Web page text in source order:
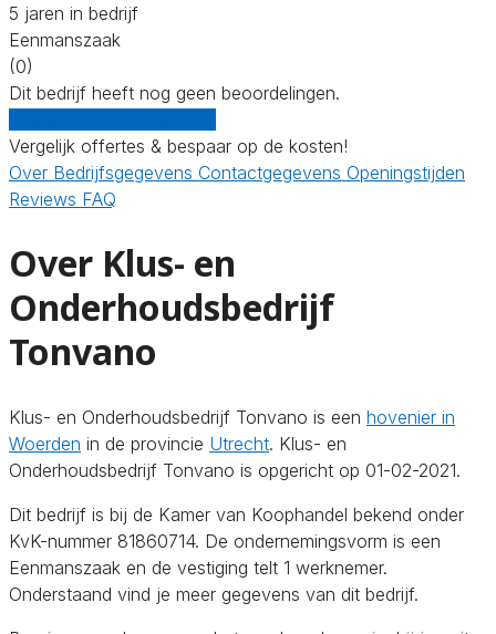
5 jaren in bedrijf
Eenmanszaak
(0)
Dit bedrijf heeft nog geen beoordelingen.
Vergelijk offertes & bespaar op de kosten!
Over Bedrijfsgegevens Contactgegevens Openingstijden
Reviews FAQ
Over Klus- en
Onderhoudsbedrijf
Tonvano
Klus- en Onderhoudsbedrijf Tonvano is een hovenier in
Woerden in de provincie Utrecht. Klus- en
Onderhoudsbedrijf Tonvano is opgericht op 01-02-2021.
Dit bedrijf is bij de Kamer van Koophandel bekend onder
KvK-nummer 81860714. De ondernemingsvorm is een
Eenmanszaak en de vestiging telt 1 werknemer.
Onderstaand vind je meer gegevens van dit bedrijf.